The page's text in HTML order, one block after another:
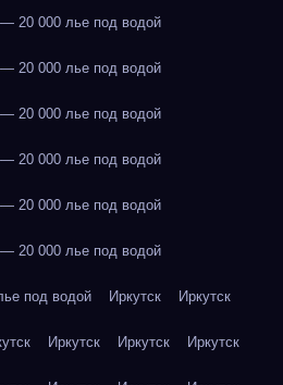
20 000 лье под водой
20 000 лье под водой
20 000 лье под водой
20 000 лье под водой
20 000 лье под водой
20 000 лье под водой
под водой Иркутск Иркутск
Иркутск Иркутск Иркутск